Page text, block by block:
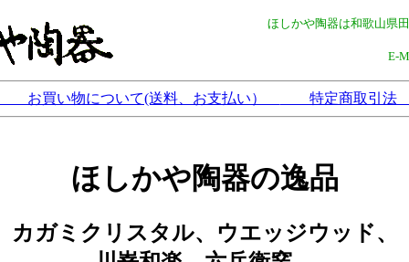
ほしかや陶器は和歌山県
E-
買い物について(送料、お支払い） 特定商取引
ほしかや陶器の逸品
カガミクリスタル、ウエッジウッド、